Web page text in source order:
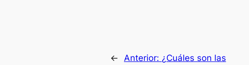
← Anterior: ¿Cuáles son las